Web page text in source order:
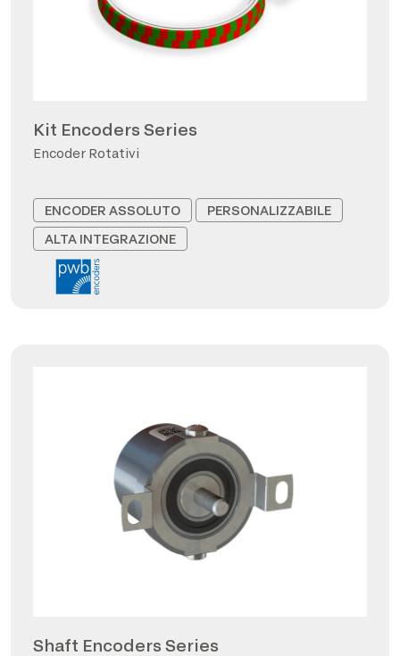
Kit Encoders Series
Encoder Rotativi
ENCODER ASSOLUTO
PERSONALIZZABILE
ALTA INTEGRAZIONE
Shaft Encoders Series